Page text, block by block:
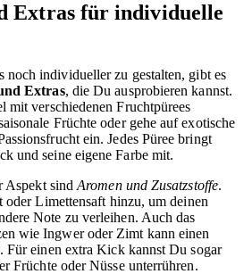
Extras für individuelle
noch individueller zu gestalten, gibt es
Extras, die Du ausprobieren kannst.
mit verschiedenen Fruchtpürees
Früchte oder gehe auf exotische
ein. Jedes Püree bringt
und seine eigene Farbe mit.
Aspekt sindAromen und Zusatzstoffe.
Limettensaft hinzu, um deinen
Note zu verleihen. Auch das
wie Ingwer oder Zimt kann einen
Für einen extra Kick kannst Du sogar
Früchte oder Nüsse unterrühren.